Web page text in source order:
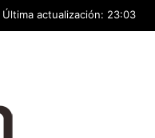
actualización: 23:03